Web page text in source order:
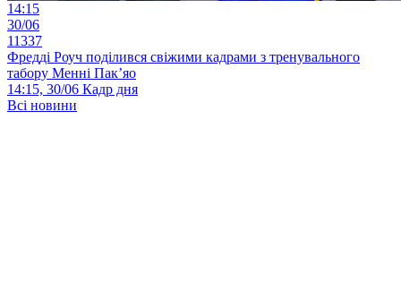
14:15
30/06
11337
Фредді Роуч поділився свіжими кадрами з тренувального
табору Менні Пак’яо
14:15, 30/06 Кадр дня
Всі новини